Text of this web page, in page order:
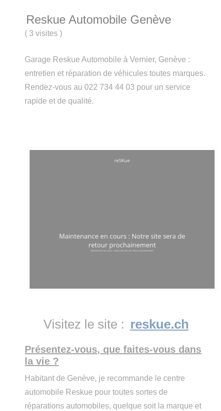
Reskue Automobile Genève
( 3 visites)
Garage Reskue Automobile à Vernier, Genève :
entretien et réparation de véhicules toutes marques.
Rendez-vous au 022 734 44 03 pour un service
rapide et de qualité.
Visitez le site : reskue.ch
Présentez-vous, que faites-vous dans
la vie ?
Habitant de Genève, je recommande le centre
automobile Reskue pour toutes sortes de
réparations automobiles, quelque soit la marque et